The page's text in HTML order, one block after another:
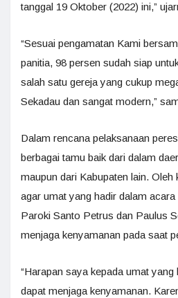
tanggal 19 Oktober (2022) ini,”
“Sesuai pengamatan Kami
panitia, 98 persen sudah siap
salah satu gereja yang cukup
Sekadau dan sangat modern,”
Dalam rencana pelaksanaan
berbagai tamu baik dari dalam
maupun dari Kabupaten lain. Oleh
agar umat yang hadir dalam
Paroki Santo Petrus dan Paulus
menjaga kenyamanan pada saat
“Harapan saya kepada umat
dapat menjaga kenyamanan.